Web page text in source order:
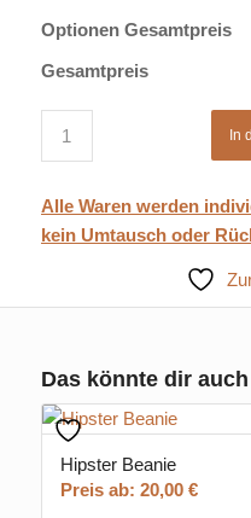
Optionen Gesamtpreis
Gesamtpreis
In
Alle Waren werden
kein Umtausch oder
Das könnte dir
Hipster Beanie
Preis ab: 20,00 €